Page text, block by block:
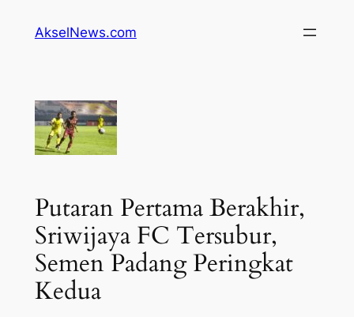
AkselNews.com
Putaran Pertama Berakhir,
Sriwijaya FC Tersubur,
Semen Padang Peringkat
Kedua